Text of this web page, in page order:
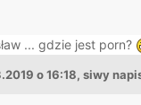
... gdzie jest porn?
o 16:18, siwy